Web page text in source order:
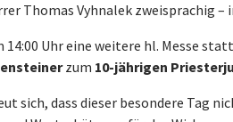
Thomas Vyhnalek zweisprachig
Uhr eine weitere hl. Messe
zum 10-jährigen
sich, dass dieser besondere Tag